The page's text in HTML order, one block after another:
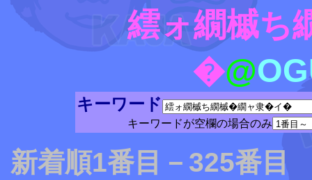
繧ォ繝槭
�@
キーワード
キーワードが空欄の場合のみ
新着順1番目－325番目